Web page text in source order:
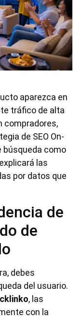
aparezca en
tráfico de alta
compradores,
de SEO On-
búsqueda como
las
por datos que
de
de
debes
del usuario.
, las
con la